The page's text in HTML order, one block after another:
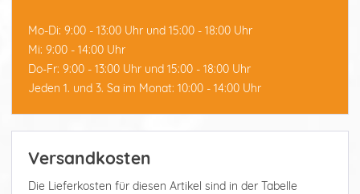
Mo-Di: 9:00 - 13:00 Uhr und 15:00 - 18:00 Uhr
Mi: 9:00 - 14:00 Uhr
Do-Fr: 9:00 - 13:00 Uhr und 15:00 - 18:00 Uhr
Jeden 1. und 3. Sa im Monat: 10:00 - 14:00 Uhr
Versandkosten
Die Lieferkosten für diesen Artikel sind in der Tabelle